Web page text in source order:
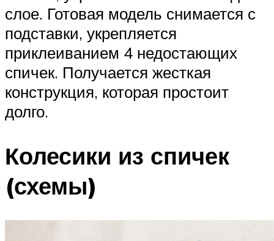
слое. Готовая модель снимается с
подставки, укрепляется
приклеиванием 4 недостающих
спичек. Получается жесткая
конструкция, которая простоит
долго.
Колесики из спичек
(схемы)